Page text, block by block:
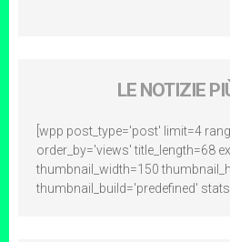
LE NOTIZIE
[wpp post_type='post' limit=4
order_by='views' title_length=68
thumbnail_width=150
thumbnail_build='predefined'